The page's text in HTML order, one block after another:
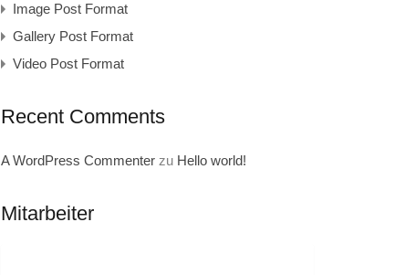
Image Post Format
Gallery Post Format
Video Post Format
Recent Comments
A WordPress Commenterzu Hello world!
Mitarbeiter